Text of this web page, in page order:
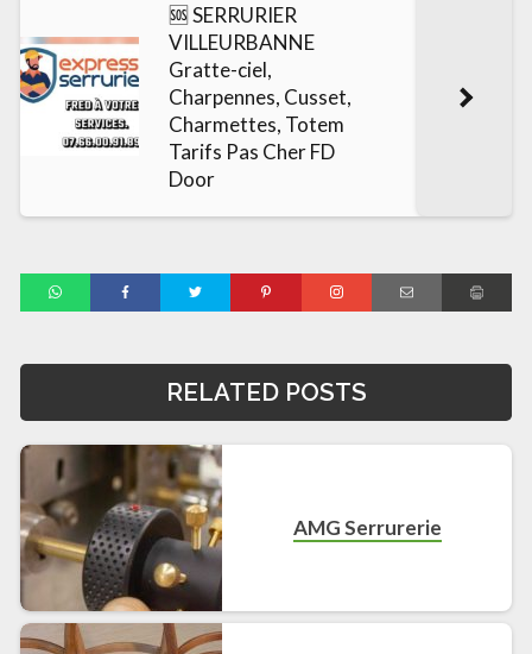
🆘 SERRURIER
VILLEURBANNE
Gratte-ciel,
Charpennes, Cusset,
Charmettes, Totem
Tarifs Pas Cher FD
Door
RELATED POSTS
AMG Serrurerie